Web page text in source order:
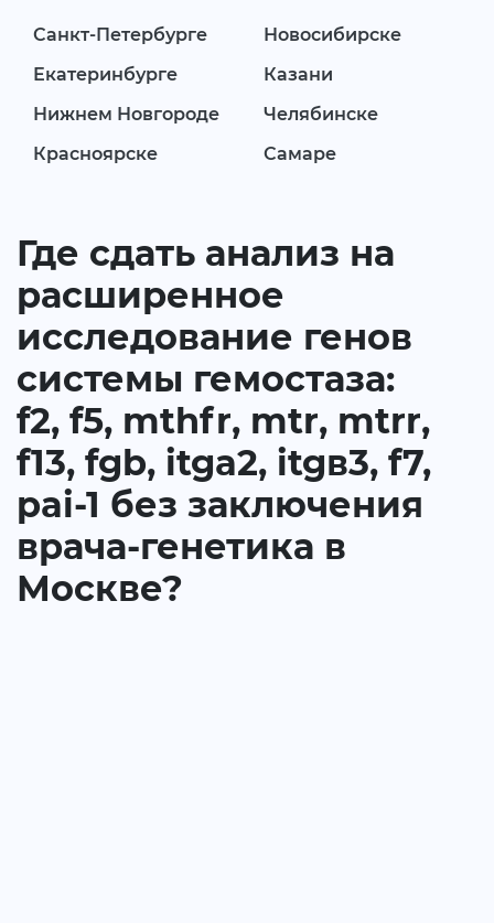
Санкт-Петербурге
Новосибирске
Екатеринбурге
Казани
Нижнем Новгороде
Челябинске
Красноярске
Самаре
Где сдать анализ на
расширенное
исследование генов
системы гемостаза:
f2, f5, mthfr, mtr, mtrr,
f13, fgb, itga2, itgв3, f7,
pai-1 без заключения
врача-генетика в
Москве?